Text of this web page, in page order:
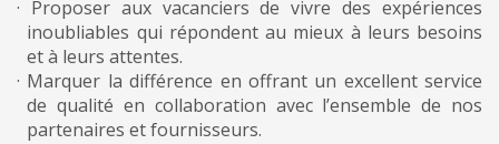
· Proposer aux vacanciers de vivre des expériences
inoubliables qui répondent au mieux à leurs besoins
et à leurs attentes.
· Marquer la différence en offrant un excellent service
de qualité en collaboration avec l’ensemble de nos
partenaires et fournisseurs.